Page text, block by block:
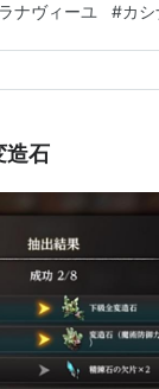
3択クイズ。正解
ラナヴィーユ #カシ
造石